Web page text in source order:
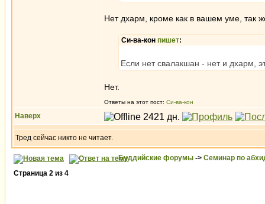
Нет дхарм, кроме как в вашем уме, так
Си-ва-кон пишет:
Если нет свалакшан - нет и дхарм,
Нет.
Ответы на этот пост: Си-ва-кон
Наверх
Тред сейчас никто не читает.
Буддийские форумы -> Семинар по
Страница 2 из 4